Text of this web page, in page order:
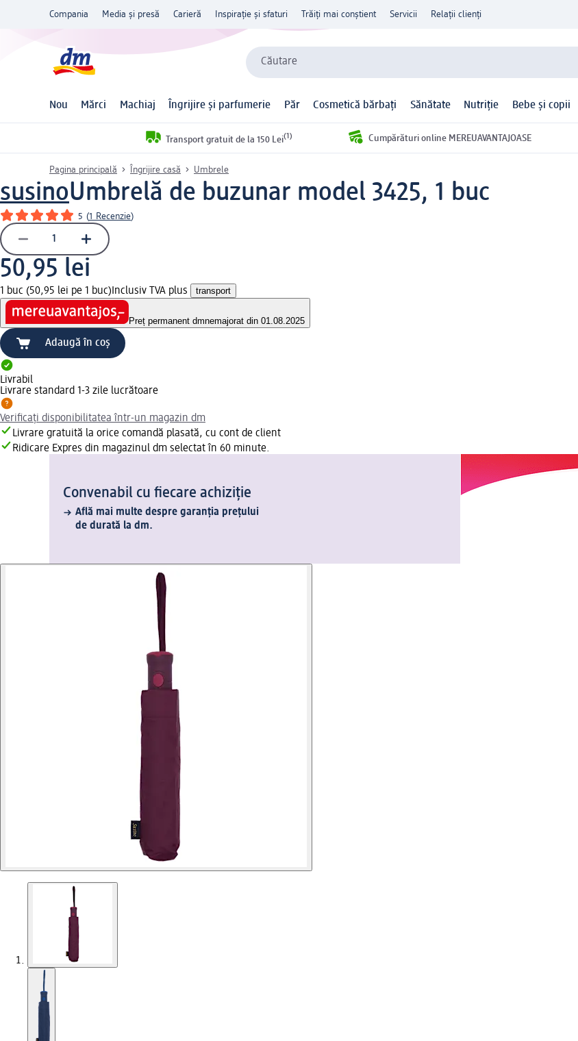
Compania Media și presă Carieră Inspirație și sfaturi Trăiți mai conștient Servicii Relații clienți
Căutare
Nou Mărci Machiaj Îngrijire și parfumerie Păr Cosmetică bărbați Sănătate Nutriție Bebe și copii
Transport gratuit de la 150 Lei(1) Cumpărături online MEREUAVANTAJOASE
Pagina principală Îngrijire casă Umbrele
susinoUmbrelă de buzunar model 3425, 1 buc
5 (1 Recenzie)
50,95 lei
1 buc (50,95 lei pe 1 buc) Inclusiv TVA plus transport
Preț permanent dmnemajorat din 01.08.2025
Adaugă în coș
Livrabil
Livrare standard 1-3 zile lucrătoare
Verificați disponibilitatea într-un magazin dm
Livrare gratuită la orice comandă plasată, cu cont de client
Ridicare Expres din magazinul dm selectat în 60 minute.
Convenabil cu fiecare achiziție
Află mai multe despre garanția prețului
de durată la dm.